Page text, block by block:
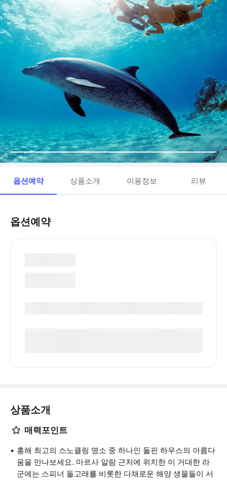
옵션예약 상품소개 이용정보 리뷰
옵션예약
상품소개
매력포인트
홍해 최고의 스노클링 명소 중 하나인 돌핀 하우스의 아름다
움을 만나보세요. 마르사 알람 근처에 위치한 이 거대한 라
군에는 스피너 돌고래를 비롯한 다채로운 해양 생물들이 서